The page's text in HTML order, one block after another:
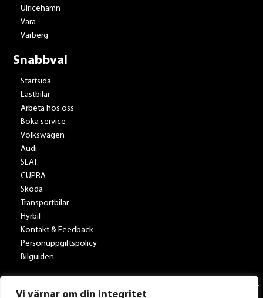
Vi värnar om din integritet
Ulricehamn
Vara
Varberg
Snabbval
Startsida
Lastbilar
Arbeta hos oss
Boka service
Volkswagen
Audi
SEAT
CUPRA
Skoda
Transportbilar
Hyrbil
Kontakt & Feedback
Personuppgiftspolicy
Bilguiden